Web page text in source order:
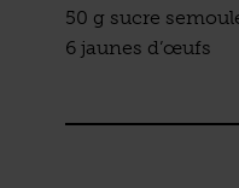
50 g sucre
6 jaunes d’œufs